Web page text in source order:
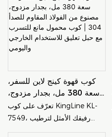
كوب قهوة كينج لاين للسفر،
سعة 380 مل، بجدار مزدوج،
مصنوع من الفولاذ المقاوم
للصدأ 304 | كوب محمول مانع
تعرّف على كوب KingLine KL-
7549، رفيقك الأمثل لترطيب
جسمك والاستمتاع بقهوتك أثناء